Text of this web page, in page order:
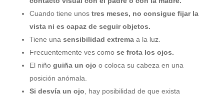
Cuando tiene unos tres meses, no consigue fijar la
vista ni es capaz de seguir objetos.
Tiene una sensibilidad extremaa la luz.
Frecuentemente ves como se frota los ojos.
El niñoguiña un ojo o coloca su cabeza en una
posición anómala.
Si desvía un ojo , hay posibilidad de que exista